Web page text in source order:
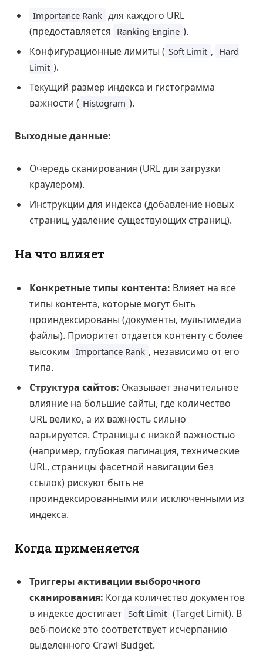
Importance Rank для каждого URL
(предоставляется Ranking Engine ).
Конфигурационные лимиты ( Soft Limit , Hard
Limit ).
Текущий размер индекса и гистограмма
важности ( Histogram ).
Выходные данные:
Очередь сканирования (URL для загрузки
краулером).
Инструкции для индекса (добавление новых
страниц, удаление существующих страниц).
На что влияет
Конкретные типы контента: Влияет на все
типы контента, которые могут быть
проиндексированы (документы, мультимедиа
файлы). Приоритет отдается контенту с более
высоким Importance Rank , независимо от его
типа.
Структура сайтов: Оказывает значительное
влияние на большие сайты, где количество
URL велико, а их важность сильно
варьируется. Страницы с низкой важностью
(например, глубокая пагинация, технические
URL, страницы фасетной навигации без
ссылок) рискуют быть не
проиндексированными или исключенными из
индекса.
Когда применяется
Триггеры активации выборочного
сканирования: Когда количество документов
в индексе достигает Soft Limit (Target Limit). В
веб-поиске это соответствует исчерпанию
выделенного Crawl Budget.